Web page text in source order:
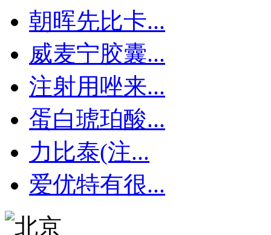
朝晖先比卡...
威麦宁胶囊...
注射用唑来...
蛋白琥珀酸...
力比泰(注...
爱优特有很...